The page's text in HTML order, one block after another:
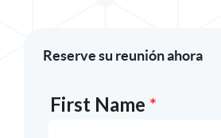
Reserve su reunión ahora